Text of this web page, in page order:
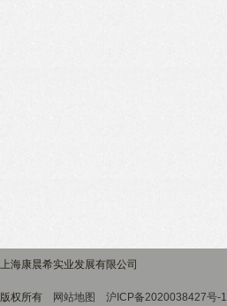
上海康晨希实业发展有限公司
版权所有 网站地图 沪ICP备2020038427号-1